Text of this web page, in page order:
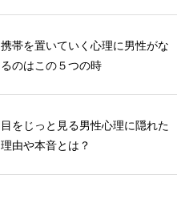
携帯を置いていく心理に男性がな
るのはこの５つの時
目をじっと見る男性心理に隠れた
理由や本音とは？